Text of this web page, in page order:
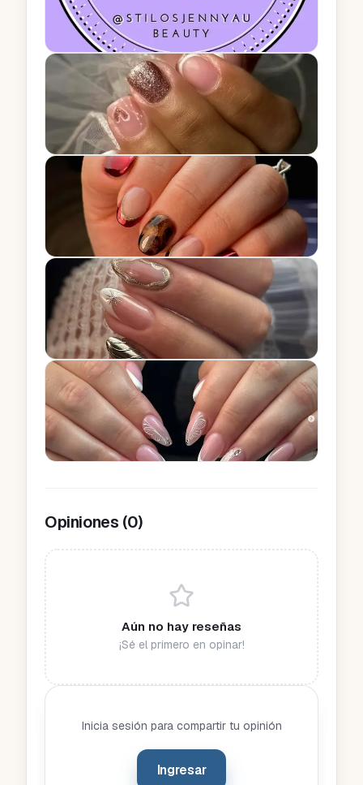
Opiniones (0)
Aún no hay reseñas
¡Sé el primero en opinar!
Inicia sesión para compartir tu opinión
Ingresar